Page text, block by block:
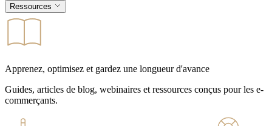
Ressources
Apprenez, optimisez et gardez une longueur d'avance
Guides, articles de blog, webinaires et ressources conçus pour les e-
commerçants.